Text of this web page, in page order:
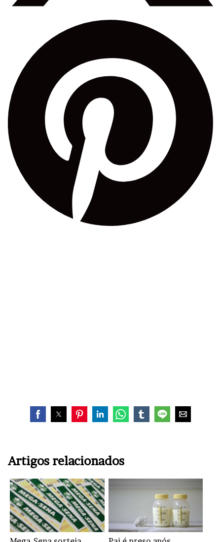
Artigos relacionados